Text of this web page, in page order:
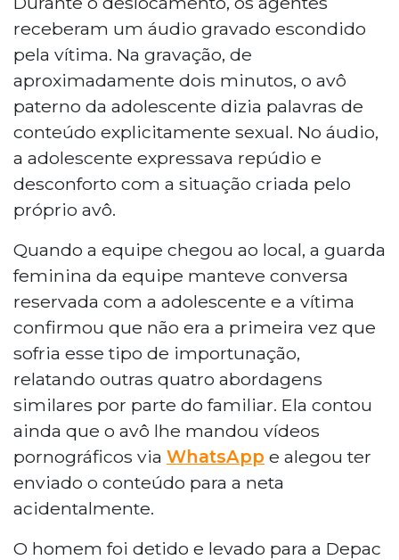
receberam um áudio gravado escondido
pela vítima. Na gravação, de
aproximadamente dois minutos, o avô
paterno da adolescente dizia palavras de
conteúdo explicitamente sexual. No áudio,
a adolescente expressava repúdio e
desconforto com a situação criada pelo
próprio avô.
Quando a equipe chegou ao local, a guarda
feminina da equipe manteve conversa
reservada com a adolescente e a vítima
confirmou que não era a primeira vez que
sofria esse tipo de importunação,
relatando outras quatro abordagens
similares por parte do familiar. Ela contou
ainda que o avô lhe mandou vídeos
pornográficos via WhatsApp e alegou ter
enviado o conteúdo para a neta
acidentalmente.
O homem foi detido e levado para a Depac